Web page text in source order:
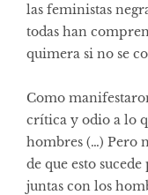
las feministas
todas han
quimera si no se
Como
crítica y odio a lo
hombres (…) Pero
de que esto
juntas con los